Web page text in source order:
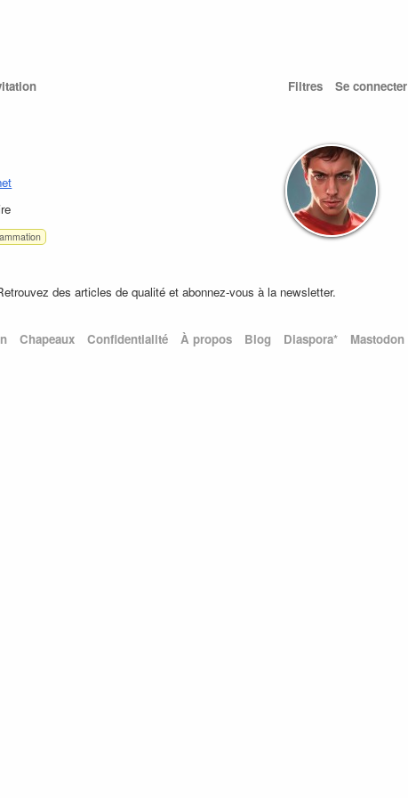
Filtres Se connecter
des articles de qualité et abonnez-vous à la newsletter.
Chapeaux Confidentialité À propos Blog Diaspora* Mastodon